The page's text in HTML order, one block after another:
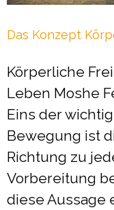
Das Konzept
Körperliche
Leben Moshe
Eins der
Bewegung ist
Richtung zu
Vorbereitung
diese Aussage